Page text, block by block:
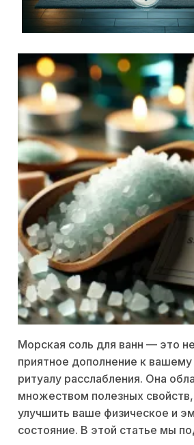
Морская соль для ванн — это
приятное дополнение к
ритуалу расслабления. Она
множеством полезных
улучшить ваше физическое и
состояние. В этой статье мы